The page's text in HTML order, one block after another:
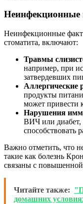
Неинфекционные
стоматита, включают:
Травмы
например, при
затвердевших
Аллергические
продукты
может привести
Нарушения
ВИЧ или диабет,
способствовать
Важно отметить, что
такие как болезнь
связаны с
Читайте также:
домашних